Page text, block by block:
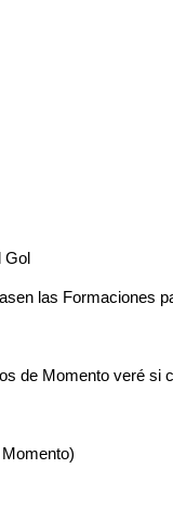
Gol
las Formaciones
de Momento veré